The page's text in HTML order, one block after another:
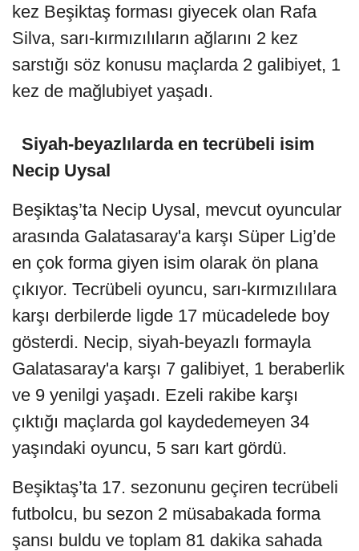
kez Beşiktaş forması giyecek olan Rafa
Silva, sarı-kırmızılıların ağlarını 2 kez
sarstığı söz konusu maçlarda 2 galibiyet, 1
kez de mağlubiyet yaşadı.
Siyah-beyazlılarda en tecrübeli isim
Necip Uysal
Beşiktaş’ta Necip Uysal, mevcut oyuncular
arasında Galatasaray'a karşı Süper Lig’de
en çok forma giyen isim olarak ön plana
çıkıyor. Tecrübeli oyuncu, sarı-kırmızılılara
karşı derbilerde ligde 17 mücadelede boy
gösterdi. Necip, siyah-beyazlı formayla
Galatasaray'a karşı 7 galibiyet, 1 beraberlik
ve 9 yenilgi yaşadı. Ezeli rakibe karşı
çıktığı maçlarda gol kaydedemeyen 34
yaşındaki oyuncu, 5 sarı kart gördü.
Beşiktaş’ta 17. sezonunu geçiren tecrübeli
futbolcu, bu sezon 2 müsabakada forma
şansı buldu ve toplam 81 dakika sahada